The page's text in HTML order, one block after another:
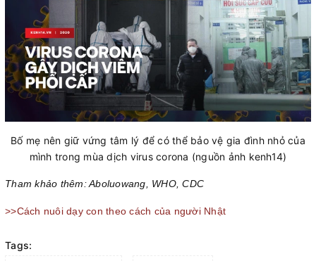
Bố mẹ nên giữ vứng tâm lý để có thể bảo vệ gia đình nhỏ của
mình trong mùa dịch virus corona (nguồn ảnh kenh14)
Tham khảo thêm: Aboluowang, WHO, CDC
>>Cách nuôi dạy con theo cách của người Nhật
Tags: